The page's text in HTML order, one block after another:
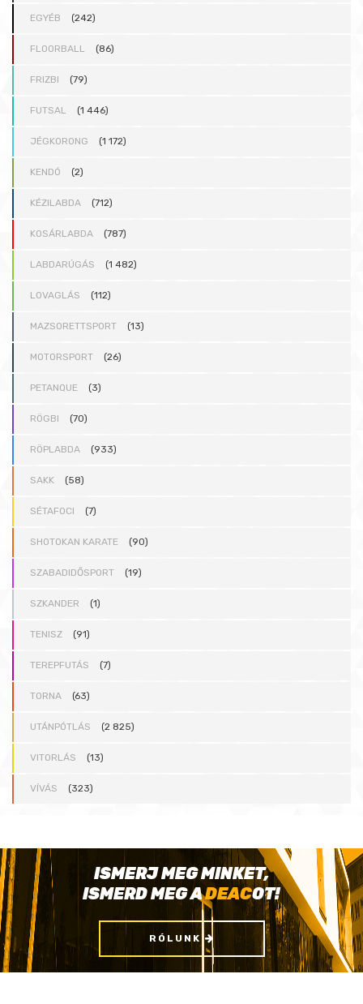
EGYÉB (242)
FLOORBALL (86)
FRIZBI (79)
FUTSAL (1 446)
JÉGKORONG (1 172)
KENDÓ (2)
KÉZILABDA (712)
KOSÁRLABDA (787)
LABDARÚGÁS (1 482)
LOVAGLÁS (112)
MAZSORETTSPORT (13)
MOTORSPORT (26)
PETANQUE (3)
RÖGBI (70)
RÖPLABDA (933)
SAKK (58)
SÉTAFOCI (7)
SHOTOKAN KARATE (90)
SZABADIDŐSPORT (19)
SZKANDER (1)
TENISZ (91)
TEREPFUTÁS (7)
TORNA (63)
UTÁNPÓTLÁS (2 825)
VITORLÁS (13)
VÍVÁS (323)
ISMERJ MEG MINKET,
ISMERD MEG ADEACOT!
RÓLUNK